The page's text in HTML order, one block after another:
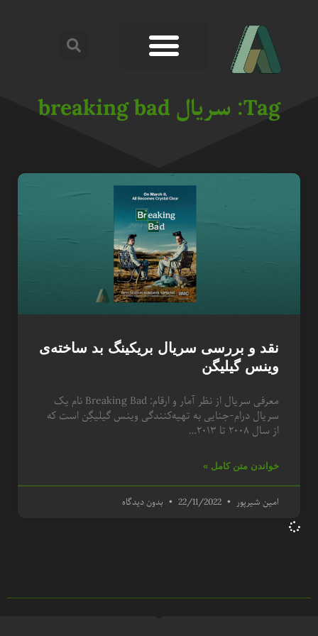
Tag: سریال breaking bad
نقد و بررسی سریال بریکینگ بد ساخته‌ی
وینس گیلیگن
معرفی سریال از نظر آمار و ارقام: Breaking Bad نام یک
سریال درام-جنایی به تهیه‌کنندگی وینس گیلیگِن است که
از سال ۲۰۰۸ تا ۲۰۱۳…
خواندن متن کامل »
امین شیرپور 22/11/2022 بدون دیدگاه